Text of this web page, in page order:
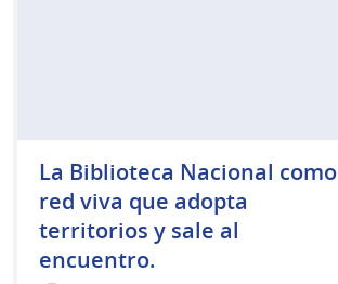
La Biblioteca Nacional como
red viva que adopta
territorios y sale al
encuentro.